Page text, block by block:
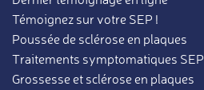
Témoignez sur votre SEP !
Poussée de sclérose en plaques
Traitements symptomatiques SEP
Grossesse et sclérose en plaques